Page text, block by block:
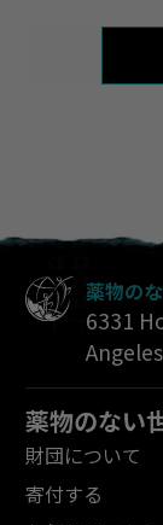
薬物の
6331
Angeles
薬物のない
財団について
寄付する